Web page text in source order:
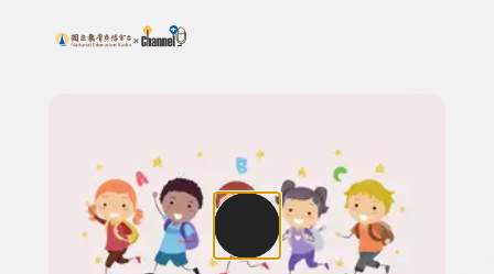
上方功能區塊
搜尋關鍵字：可輸入節目名稱、主持人或關鍵字